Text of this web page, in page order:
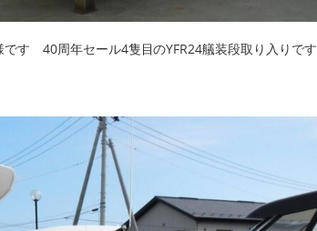
す 40周年セール4隻目のYFR24艤装段取り入りです